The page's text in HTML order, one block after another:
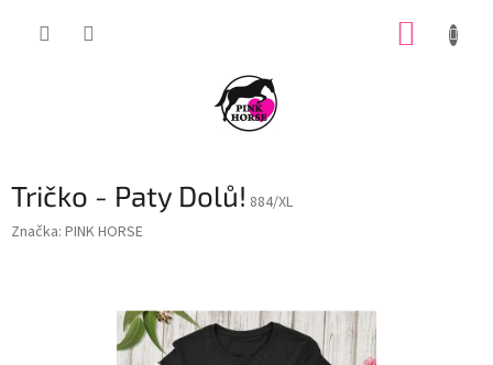
Tričko - Paty Dolů! 884/XL
Značka: PINK HORSE